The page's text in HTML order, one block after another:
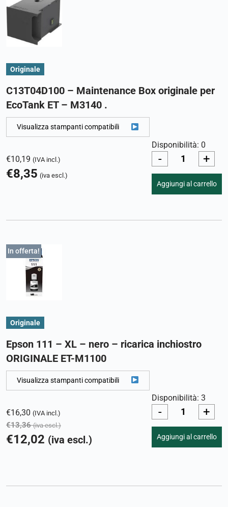
Originale
C13T04D100 – Maintenance Box originale per
EcoTank ET – M3140 .
Visualizza stampanti compatibili
€10,19 (IVA incl.)
€8,35 (iva escl.)
Disponibilità: 0
- +
Aggiungi al carrello
In offerta!
Originale
Epson 111 – XL – nero – ricarica inchiostro
ORIGINALE ET-M1100
Visualizza stampanti compatibili
€16,30 (IVA incl.)
€13,36 (iva escl.)
€12,02 (iva escl.)
Disponibilità: 3
- +
Aggiungi al carrello